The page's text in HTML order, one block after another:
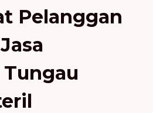
Pelanggan